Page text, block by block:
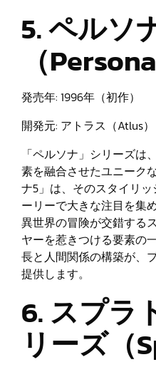
5. ペルソ
（Persona
発売年: 1996年（初作）
開発元: アトラス（Atlus）
「ペルソナ」シリーズは
素を融合させたユニーク
ナ5」は、そのスタイリ
ーリーで大きな注目を集
異世界の冒険が交錯する
ヤーを惹きつける要素の
長と人間関係の構築が、
提供します。
6. スプラ
リーズ（